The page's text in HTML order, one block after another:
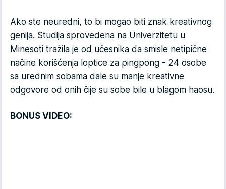
Ako ste neuredni, to bi mogao biti znak kreativnog
genija. Studija sprovedena na Univerzitetu u
Minesoti tražila je od učesnika da smisle netipične
načine korišćenja loptice za pingpong - 24 osobe
sa urednim sobama dale su manje kreativne
odgovore od onih čije su sobe bile u blagom haosu.
BONUS VIDEO: